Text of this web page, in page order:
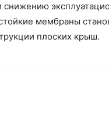
мембраны
плоских крыш.